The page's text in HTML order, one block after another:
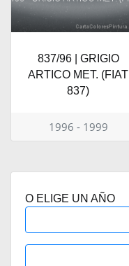
837/96 | GRIGIO
ARTICO MET. (FIAT
837)
1996 - 1999
O ELIGE UN AÑO